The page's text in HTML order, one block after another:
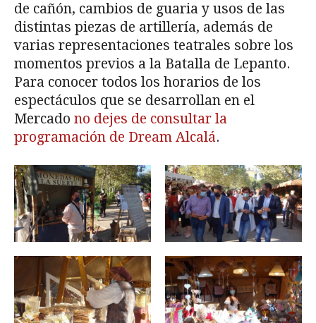
de cañón, cambios de guaria y usos de las
distintas piezas de artillería, además de
varias representaciones teatrales sobre los
momentos previos a la Batalla de Lepanto.
Para conocer todos los horarios de los
espectáculos que se desarrollan en el
Mercado no dejes de consultar la
programación de Dream Alcalá.